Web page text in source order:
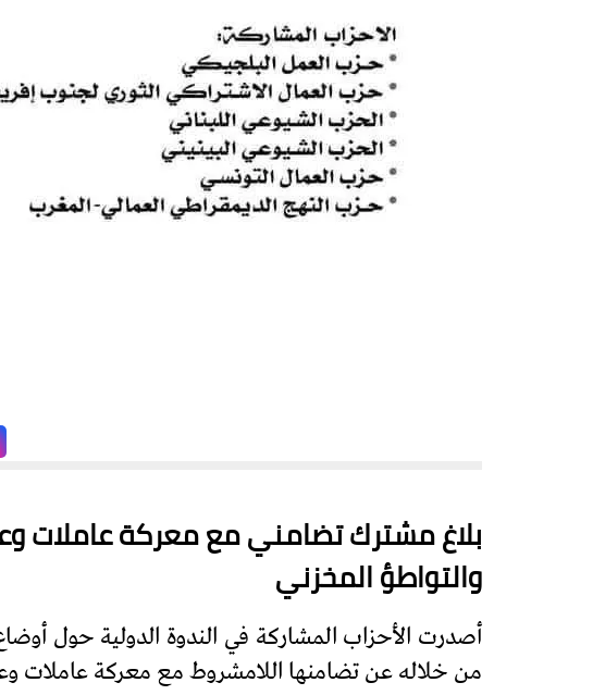
بلاغ مشترك تضامني مع معركة عاملات
والتواطؤ المخزني
أصدرت الأحزاب المشاركة في الندوة الدولية حول
من خلاله عن تضامنها اللامشروط مع معركة عاملات